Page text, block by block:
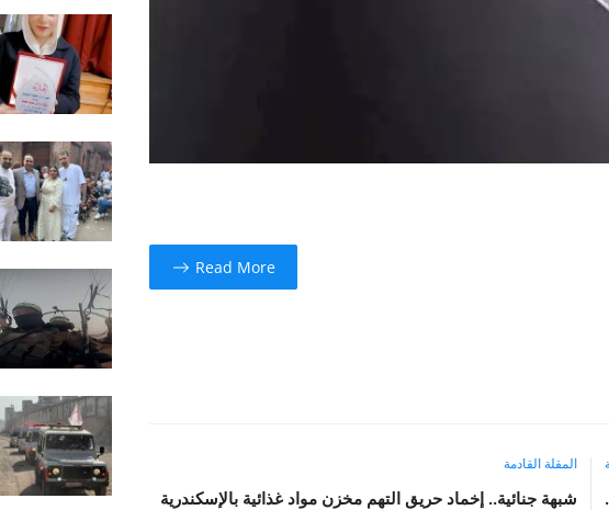
Read More
المقلة القادمة
شبهة جنائية.. إخماد حريق التهم مخزن مواد غذائية بالإسكندرية